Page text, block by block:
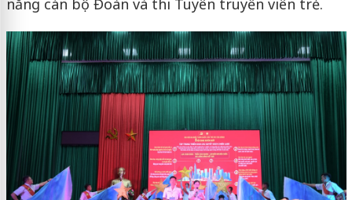
năng cán bộ Đoàn và thi Tuyên truyền viên trẻ.